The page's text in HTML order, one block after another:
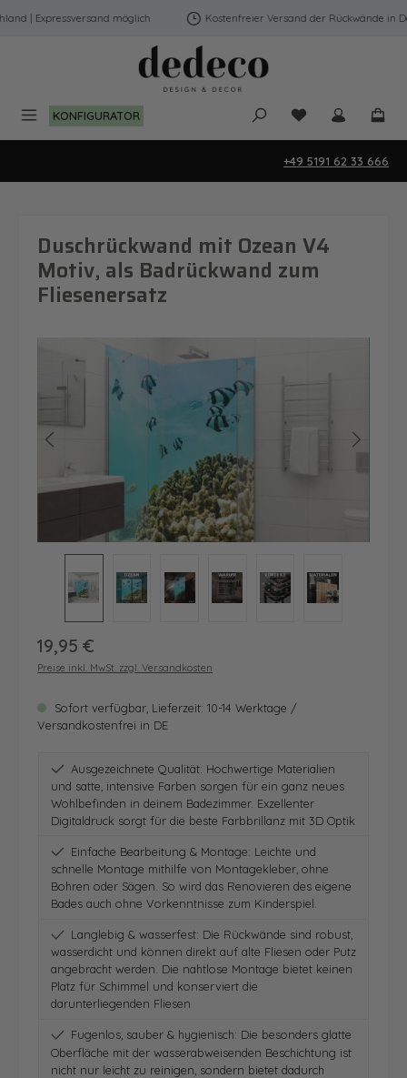
Zum Hauptinhalt springen
| Expressversand möglich Kostenfreier Versand der Rückwände in
KONFIGURATOR Du hast 0
+49 5191 62 33 666
Duschrückwand mit Ozean V4
Motiv, als Badrückwand zum
Fliesenersatz
Bildergalerie überspringen
Regulärer Preis:
19,95 €
Preise inkl. MwSt. zzgl. Versandkosten
Sofort verfügbar, Lieferzeit: 10-14 Werktage /
Versandkostenfrei in DE
Ausgezeichnete Qualität: Hochwertige Materialien
und satte, intensive Farben sorgen für ein ganz neues
Wohlbefinden in deinem Badezimmer. Exzellenter
Digitaldruck sorgt für die beste Farbbrillanz mit 3D Optik
Einfache Bearbeitung & Montage: Leichte und
schnelle Montage mithilfe von Montagekleber, ohne
Bohren oder Sägen. So wird das Renovieren des eigene
Bades auch ohne Vorkenntnisse zum Kinderspiel.
Langlebig & wasserfest: Die Rückwände sind robust,
wasserdicht und können direkt auf alte Fliesen oder Putz
angebracht werden. Die nahtlose Montage bietet keinen
Platz für Schimmel und konserviert die
darunterliegenden Fliesen
Fugenlos, sauber & hygienisch: Die besonders glatte
Oberfläche mit der wasserabweisenden Beschichtung ist
nicht nur leicht zu reinigen, sondern bietet dadurch